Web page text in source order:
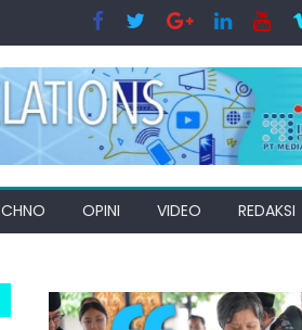
OPINI VIDEO REDAKSI